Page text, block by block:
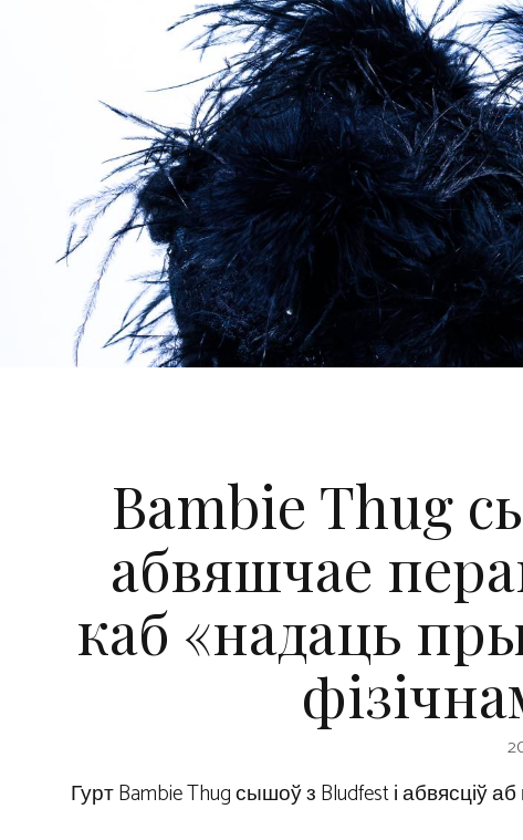
Bambie Thug
абвяшчае
каб «надаць
Гурт Bambie Thug сышоў з Bludfest і абвясціў